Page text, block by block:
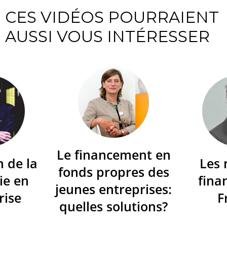
CES VIDÉOS POURRAIENT
AUSSI VOUS INTÉRESSER
de la
en
Le financement en
fonds propres des
jeunes entreprises:
quelles solutions?
Les